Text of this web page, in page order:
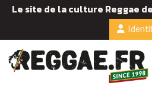
Le site de la culture Reggae